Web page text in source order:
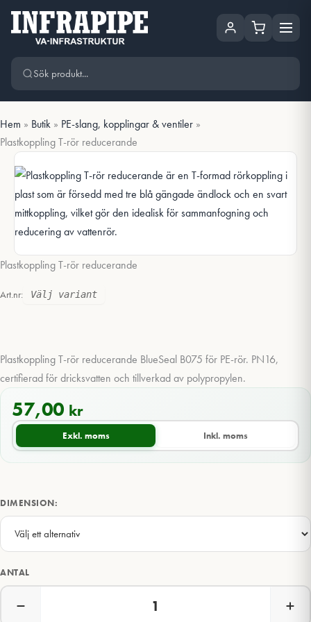
Hoppa
Hoppa till huvudinnehåll
Hem » Butik » PE-slang, kopplingar & ventiler »
Plastkoppling T-rör reducerande
Plastkoppling T-rör reducerande
Art.nr: Välj variant
Plastkoppling T-rör reducerande BlueSeal B075 för PE-rör. PN16,
certifierad för dricksvatten och tillverkad av polypropylen.
57,00 kr
Exkl. moms Inkl. moms
DIMENSION:
ANTAL